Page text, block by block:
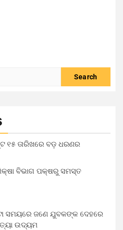
୧୫ ତାରିଖରେ ବଡ଼ ଧରଣର
ବିଭାଗ ପକ୍ଷରୁ ସମସ୍ତ
ସମୟରେ ଜଣେ ଯୁବକଙ୍କ ଦେହରେ
ଉଦ୍ୟମ